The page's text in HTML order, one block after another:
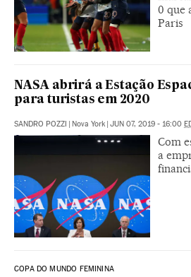
0 que
Paris
NASA abrirá a Estação
para turistas em 2020
SANDRO POZZI | Nova York | JUN 07, 2019 - 16:00
Com
a
COPA DO MUNDO FEMININA